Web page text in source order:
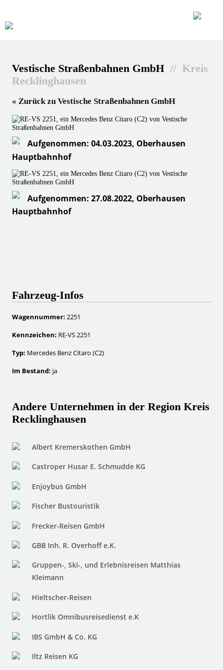
Vestische Straßenbahnen GmbH // Kreis
Recklinghausen
« Zurück zu Vestische Straßenbahnen GmbH
Aufgenommen: 04.03.2023, Oberhausen
Hauptbahnhof
Aufgenommen: 27.08.2022, Oberhausen
Hauptbahnhof
Fahrzeug-Infos
Wagennummer: 2251
Kennzeichen: RE-VS 2251
Typ: Mercedes Benz Citaro (C2)
Im Bestand: ja
Andere Unternehmen in der Region Kreis
Recklinghausen
Albert Kremerskothen GmbH
Castroper Husar E. Schmudde KG
Enjoybus GmbH
Fischer Bustouristik
Frecker-Reisen GmbH
GBB Inh. R. Overhoff e.K.
Gruppen-, Ski-, und Erlebnisreisen Matthias
Kleimann
Hieltscher-Reisen
Hortlik Omnibusreisedienst e.K
IBS GmbH & Co. KG
Iltz Reisen KG